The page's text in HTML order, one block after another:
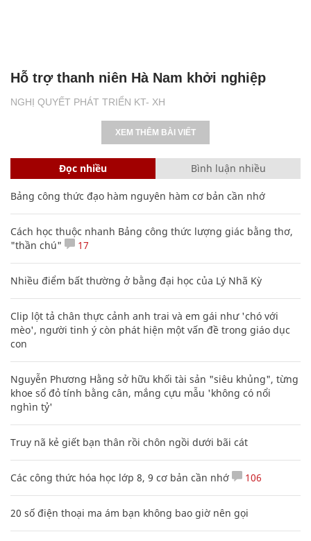
NGHỊ QUYẾT PHÁT TRIỂN KT- XH
Hỗ trợ thanh niên Hà Nam khởi nghiệp
XEM THÊM BÀI VIẾT
Đọc nhiều Bình luận nhiều
Bảng công thức đạo hàm nguyên hàm cơ bản cần nhớ
Cách học thuộc nhanh Bảng công thức lượng giác bằng thơ,
"thần chú"
17
Nhiều điểm bất thường ở bằng đại học của Lý Nhã Kỳ
Clip lột tả chân thực cảnh anh trai và em gái như 'chó với
mèo', người tinh ý còn phát hiện một vấn đề trong giáo dục
con
Nguyễn Phương Hằng sở hữu khối tài sản "siêu khủng", từng
khoe sổ đỏ tính bằng cân, mắng cựu mẫu 'không có nổi
nghìn tỷ'
Truy nã kẻ giết bạn thân rồi chôn ngồi dưới bãi cát
Các công thức hóa học lớp 8, 9 cơ bản cần nhớ 106
20 số điện thoại ma ám bạn không bao giờ nên gọi